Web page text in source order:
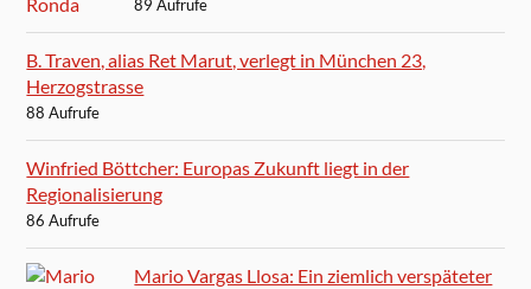
89 Aufrufe
B. Traven, alias Ret Marut, verlegt in München 23,
Herzogstrasse
88 Aufrufe
Winfried Böttcher: Europas Zukunft liegt in der
Regionalisierung
86 Aufrufe
Mario Vargas Llosa: Ein ziemlich verspäteter